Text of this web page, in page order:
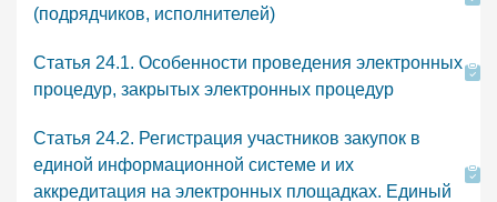
(подрядчиков, исполнителей)
Статья 24.1. Особенности проведения электронных
процедур, закрытых электронных процедур
Статья 24.2. Регистрация участников закупок в
единой информационной системе и их
аккредитация на электронных площадках. Единый